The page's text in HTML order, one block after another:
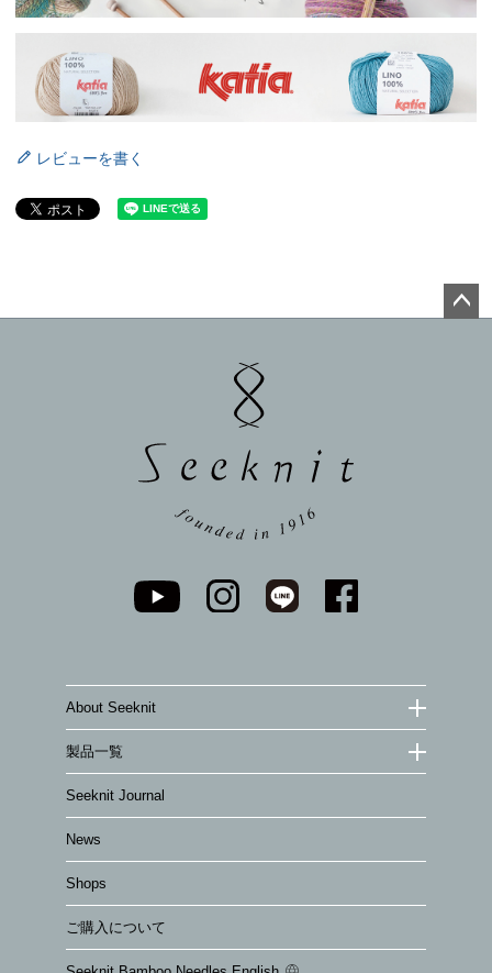
レビューを書く
About Seeknit
製品一覧
Seeknit Journal
News
Shops
ご購入について